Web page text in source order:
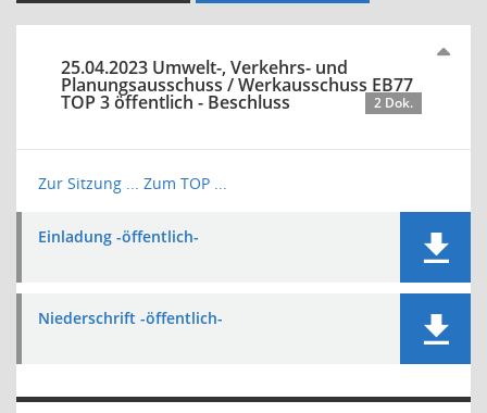
25.04.2023 Umwelt-, Verkehrs- und
Planungsausschuss / Werkausschuss EB77
TOP 3 öffentlich - Beschluss 2 Dok.
Zur Sitzung ... Zum TOP ...
Einladung -öffentlich-
Niederschrift -öffentlich-